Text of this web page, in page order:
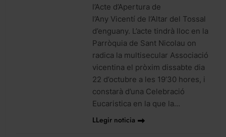
l’Acte d’Apertura de
l’Any Vicentí de l’Altar del Tossal
d’enguany. L’acte tindrà lloc en la
Parròquia de Sant Nicolau on
radica la multisecular Associació
vicentina el pròxim dissabte dia
22 d’octubre a les 19’30 hores, i
constarà d’una Celebració
Eucaristica en la que la…
LLegir noticia